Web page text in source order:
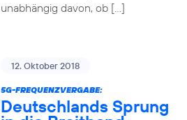
unabhängig davon, ob […]
12. Oktober 2018
5G-FREQUENZVERGABE:
Deutschlands Sprung